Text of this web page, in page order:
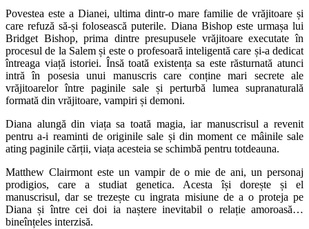
Povestea este a Dianei, ultima dintr-o mare familie de vrăjitoare și
care refuză să-și folosească puterile. Diana Bishop este urmașa lui
Bridget Bishop, prima dintre presupusele vrăjitoare executate în
procesul de la Salem și este o profesoară inteligentă care și-a dedicat
întreaga viață istoriei. Însă toată existența sa este răsturnată atunci
intră în posesia unui manuscris care conține mari secrete ale
vrăjitoarelor între paginile sale și perturbă lumea supranaturală
formată din vrăjitoare, vampiri și demoni.
Diana alungă din viața sa toată magia, iar manuscrisul a revenit
pentru a-i reaminti de originile sale și din moment ce mâinile sale
ating paginile cărții, viața acesteia se schimbă pentru totdeauna.
Matthew Clairmont este un vampir de o mie de ani, un personaj
prodigios, care a studiat genetica. Acesta își dorește și el
manuscrisul, dar se trezește cu ingrata misiune de a o proteja pe
Diana și între cei doi ia naștere inevitabil o relație amoroasă…
bineînțeles interzisă.